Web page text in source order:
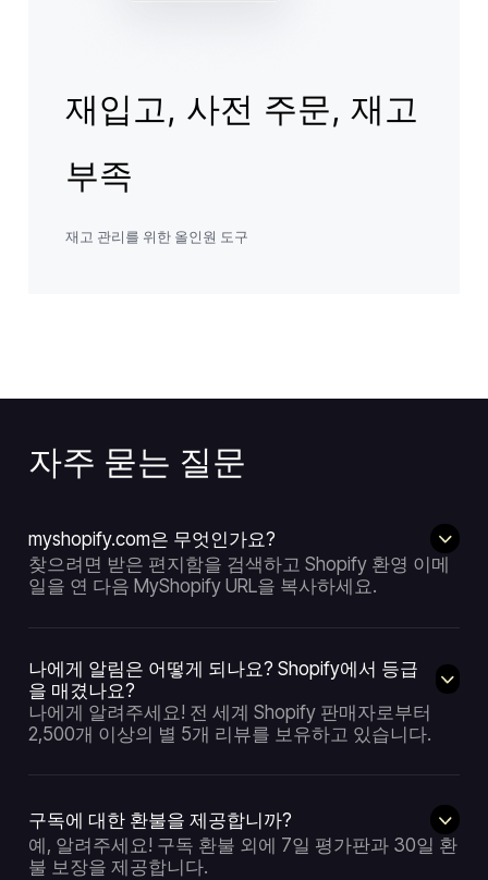
재입고, 사전 주문, 재고
부족
재고 관리를 위한 올인원 도구
자주 묻는 질문
myshopify.com은 무엇인가요?
찾으려면 받은 편지함을 검색하고 Shopify 환영 이메
일을 연 다음 MyShopify URL을 복사하세요.
나에게 알림은 어떻게 되나요? Shopify에서 등급
을 매겼나요?
나에게 알려주세요! 전 세계 Shopify 판매자로부터
2,500개 이상의 별 5개 리뷰를 보유하고 있습니다.
구독에 대한 환불을 제공합니까?
예, 알려주세요! 구독 환불 외에 7일 평가판과 30일 환
불 보장을 제공합니다.